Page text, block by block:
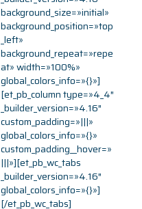
background_size=»initial»
background_position=»top
_left»
background_repeat=»repe
at» width=»100%»
global_colors_info=»{}»]
[et_pb_column type=»4_4″
_builder_version=»4.16″
custom_padding=»|||»
global_colors_info=»{}»
custom_padding__hover=»
|||»][et_pb_wc_tabs
_builder_version=»4.16″
global_colors_info=»{}»]
[/et_pb_wc_tabs]